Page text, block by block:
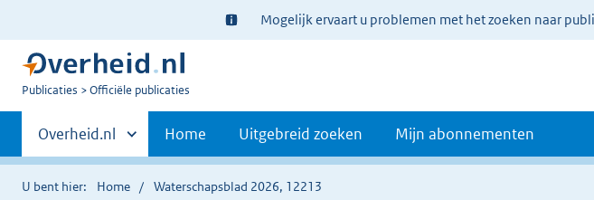
Ter
informatie:
Mogelijk ervaart u problemen met het zoeken naar
U
Publicaties Officiële publicaties
Primaire
navigatie
Andere
sites
binnen
Overheid.nl Home Uitgebreid zoeken Mijn abonnementen
U bent hier: Home Waterschapsblad 2026, 12213